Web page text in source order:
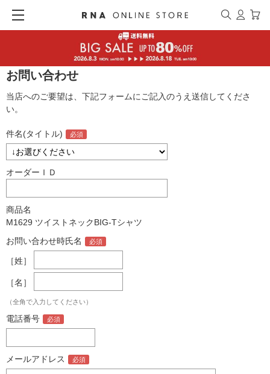
お問い合わせ
当店へのご要望は、下記フォームにご記入のうえ送信してくださ
い。
件名(タイトル)
オーダーＩＤ
商品名
M1629 ツイストネックBIG-Tシャツ
お問い合わせ時氏名
［姓］
［名］
（全角で入力してください）
電話番号
メールアドレス